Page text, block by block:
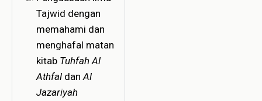
Tajwid dengan
memahami dan
menghafal matan
kitab Tuhfah Al
Athfal dan Al
Jazariyah